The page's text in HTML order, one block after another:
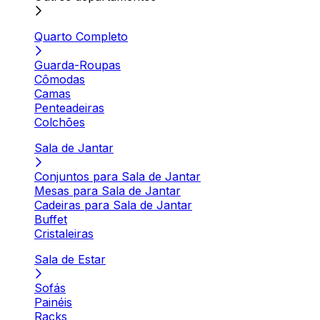
Quarto Completo
Guarda-Roupas
Cômodas
Camas
Penteadeiras
Colchões
Sala de Jantar
Conjuntos para Sala de Jantar
Mesas para Sala de Jantar
Cadeiras para Sala de Jantar
Buffet
Cristaleiras
Sala de Estar
Sofás
Painéis
Racks